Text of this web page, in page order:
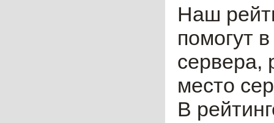
Наш
помогут
сервера,
место
В